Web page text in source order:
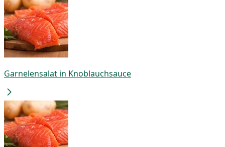
Garnelensalat in Knoblauchsauce